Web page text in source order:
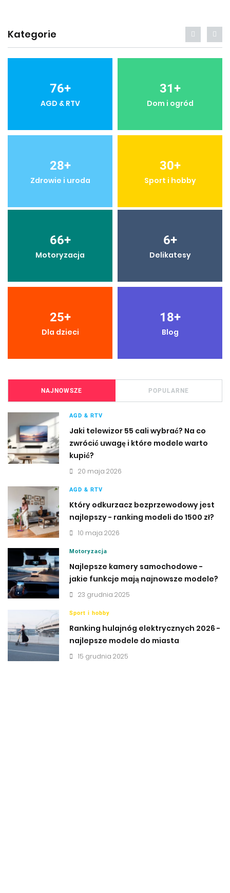
Kategorie
76+
AGD & RTV
31+
Dom i ogród
28+
Zdrowie i uroda
30+
Sport i hobby
66+
Motoryzacja
6+
Delikatesy
25+
Dla dzieci
18+
Blog
NAJNOWSZE POPULARNE
AGD & RTV
Jaki telewizor 55 cali wybrać? Na co
zwrócić uwagę i które modele warto
kupić?
20 maja 2026
AGD & RTV
Który odkurzacz bezprzewodowy jest
najlepszy - ranking modeli do 1500 zł?
10 maja 2026
Motoryzacja
Najlepsze kamery samochodowe -
jakie funkcje mają najnowsze modele?
23 grudnia 2025
Sport i hobby
Ranking hulajnóg elektrycznych 2026 -
najlepsze modele do miasta
15 grudnia 2025